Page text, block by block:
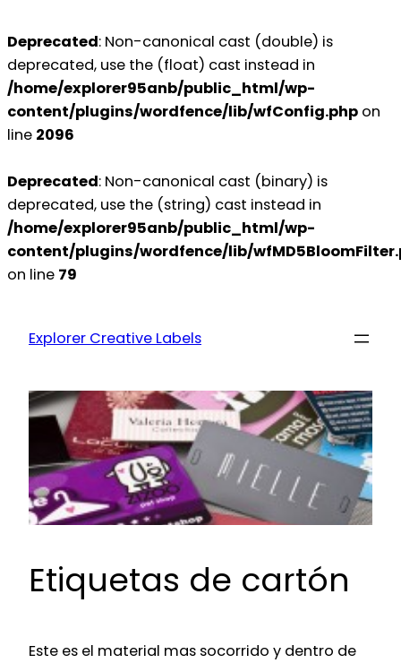
Deprecated: Non-canonical cast (double) is
deprecated, use the (float) cast instead in
/home/explorer95anb/public_html/wp-
content/plugins/wordfence/lib/wfConfig.php on
line 2096
Deprecated: Non-canonical cast (binary) is
deprecated, use the (string) cast instead in
/home/explorer95anb/public_html/wp-
content/plugins/wordfence/lib/
on line 79
Explorer Creative Labels
Etiquetas de cartón
Este es el material mas socorrido y dentro de